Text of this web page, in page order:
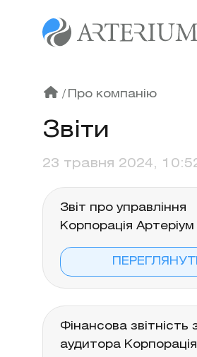
/ Про компанію
Звіти
23 травня 2024,
Звіт про управління
Корпорація
Фінансова звітність
аудитора Корпорація